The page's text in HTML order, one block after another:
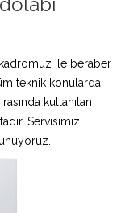
ile beraber
teknik konularda
kullanılan
Servisimiz